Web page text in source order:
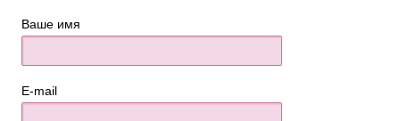
Ваше имя
E-mail